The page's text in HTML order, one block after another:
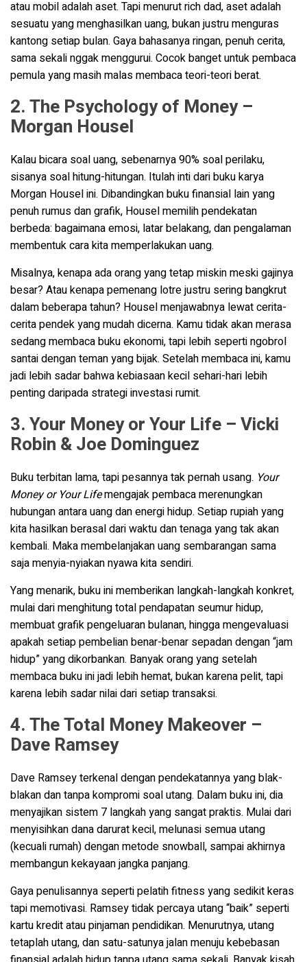
atau mobil adalah aset. Tapi menurut rich dad, aset adalah
sesuatu yang menghasilkan uang, bukan justru menguras
kantong setiap bulan. Gaya bahasanya ringan, penuh cerita,
sama sekali nggak menggurui. Cocok banget untuk pembaca
pemula yang masih malas membaca teori-teori berat.
2. The Psychology of Money –
Morgan Housel
Kalau bicara soal uang, sebenarnya 90% soal perilaku,
sisanya soal hitung-hitungan. Itulah inti dari buku karya
Morgan Housel ini. Dibandingkan buku finansial lain yang
penuh rumus dan grafik, Housel memilih pendekatan
berbeda: bagaimana emosi, latar belakang, dan pengalaman
membentuk cara kita memperlakukan uang.
Misalnya, kenapa ada orang yang tetap miskin meski gajinya
besar? Atau kenapa pemenang lotre justru sering bangkrut
dalam beberapa tahun? Housel menjawabnya lewat cerita-
cerita pendek yang mudah dicerna. Kamu tidak akan merasa
sedang membaca buku ekonomi, tapi lebih seperti ngobrol
santai dengan teman yang bijak. Setelah membaca ini, kamu
jadi lebih sadar bahwa kebiasaan kecil sehari-hari lebih
penting daripada strategi investasi rumit.
3. Your Money or Your Life – Vicki
Robin & Joe Dominguez
Buku terbitan lama, tapi pesannya tak pernah usang. Your
Money or Your Lifemengajak pembaca merenungkan
hubungan antara uang dan energi hidup. Setiap rupiah yang
kita hasilkan berasal dari waktu dan tenaga yang tak akan
kembali. Maka membelanjakan uang sembarangan sama
saja menyia-nyiakan nyawa kita sendiri.
Yang menarik, buku ini memberikan langkah-langkah konkret,
mulai dari menghitung total pendapatan seumur hidup,
membuat grafik pengeluaran bulanan, hingga mengevaluasi
apakah setiap pembelian benar-benar sepadan dengan “jam
hidup” yang dikorbankan. Banyak orang yang setelah
membaca buku ini jadi lebih hemat, bukan karena pelit, tapi
karena lebih sadar nilai dari setiap transaksi.
4. The Total Money Makeover –
Dave Ramsey
Dave Ramsey terkenal dengan pendekatannya yang blak-
blakan dan tanpa kompromi soal utang. Dalam buku ini, dia
menyajikan sistem 7 langkah yang sangat praktis. Mulai dari
menyisihkan dana darurat kecil, melunasi semua utang
(kecuali rumah) dengan metode snowball, sampai akhirnya
membangun kekayaan jangka panjang.
Gaya penulisannya seperti pelatih fitness yang sedikit keras
tapi memotivasi. Ramsey tidak percaya utang “baik” seperti
kartu kredit atau pinjaman pendidikan. Menurutnya, utang
tetaplah utang, dan satu-satunya jalan menuju kebebasan